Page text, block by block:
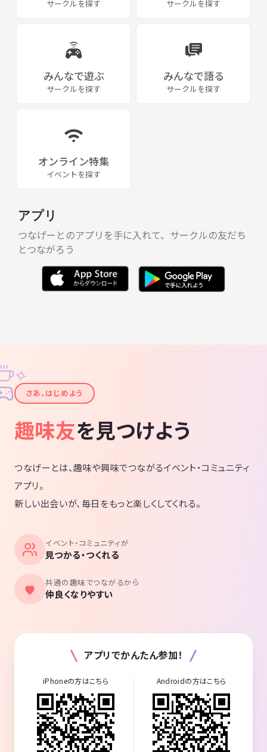
サークルを探す サークルを探す
みんなで遊ぶ
サークルを探す
みんなで語る
サークルを探す
オンライン特集
イベントを探す
アプリ
つなげーとのアプリを手に入れて、サークルの友だち
とつながろう
✦
✧
さあ、はじめよう
趣味友を見つけよう
つなげーとは、趣味や興味でつながるイベント・コミュニティ
アプリ。
新しい出会いが、毎日をもっと楽しくしてくれる。
イベント・コミュニティが
見つかる・つくれる
共通の趣味でつながるから
仲良くなりやすい
アプリでかんたん参加！
iPhoneの方はこちら Androidの方はこちら